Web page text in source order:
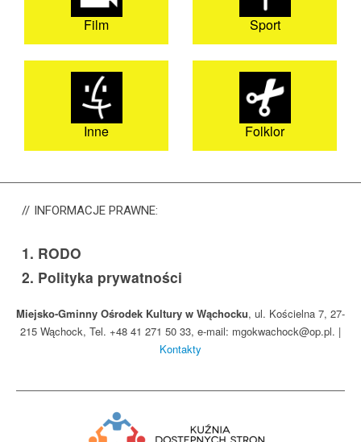
Film Sport
Inne Folklor
INFORMACJEPRAWNE:
1. RODO
2. Polityka prywatności
Miejsko-Gminny Ośrodek Kultury w Wąchocku, ul. Kościelna 7, 27-
215 Wąchock, Tel. +48 41 271 50 33, e-mail: mgokwachock@op.pl. |
Kontakty